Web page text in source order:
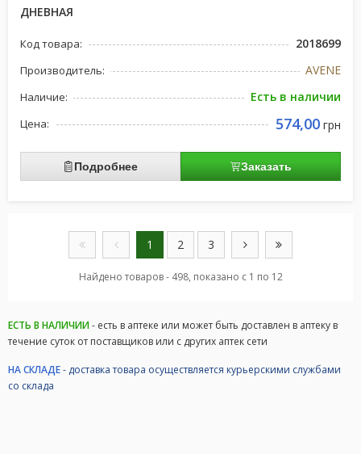
ДНЕВНАЯ
Код товара: 2018699
Производитель: AVENE
Наличие: Есть в наличии
Цена: 574,00 грн
Подробнее Заказать
1 2 3
Найдено товаров - 498, показано с 1 по 12
ЕСТЬ В НАЛИЧИИ- есть в аптеке или может быть доставлен в аптеку в
течение суток от поставщиков или с других аптек сети
НА СКЛАДЕ- доставка товара осуществляется курьерскими службами
со склада